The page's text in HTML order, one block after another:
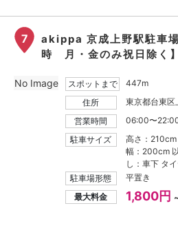
7
akippa 京成上野駅駐車
時 月・金のみ祝日除く】
スポットまで
447m
住所
東京都台東
営業時間
06:00〜
駐車サイズ
高さ：
幅：200cm
し：車下 タ
駐車場形態
平置き
最大料金
1,800円
No Image